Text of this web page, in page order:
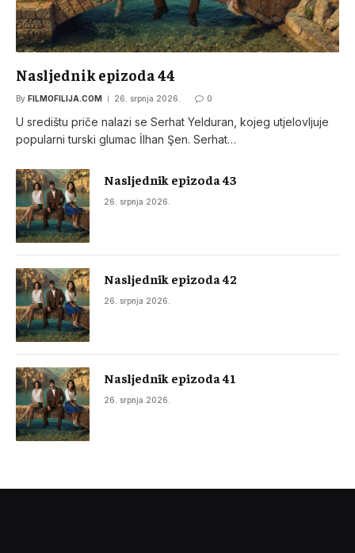
Nasljednik epizoda 44
By FILMOFILIJA.COM 26. srpnja 2026. 0
U središtu priče nalazi se Serhat Yelduran, kojeg utjelovljuje
popularni turski glumac İlhan Şen. Serhat…
Nasljednik epizoda 43
26. srpnja 2026.
Nasljednik epizoda 42
26. srpnja 2026.
Nasljednik epizoda 41
26. srpnja 2026.